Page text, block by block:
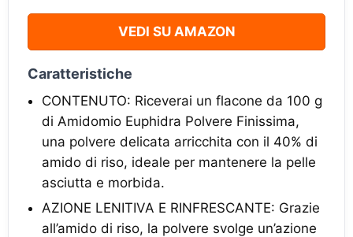
VEDI SU AMAZON
Caratteristiche
CONTENUTO: Riceverai un flacone da 100 g
di Amidomio Euphidra Polvere Finissima,
una polvere delicata arricchita con il 40% di
amido di riso, ideale per mantenere la pelle
asciutta e morbida.
AZIONE LENITIVA E RINFRESCANTE: Grazie
all’amido di riso, la polvere svolge un’azione